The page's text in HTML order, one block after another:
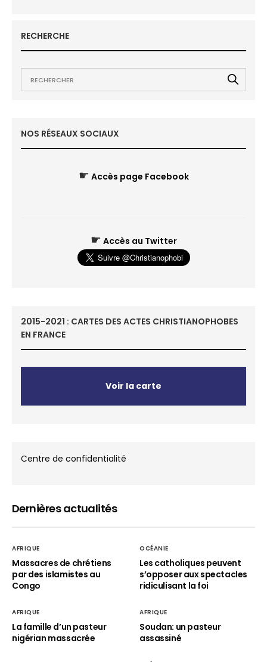
RECHERCHE
NOS RÉSEAUX SOCIAUX
☛ Accès page Facebook
☛ Accès au Twitter
2015-2021 : CARTES DES ACTES CHRISTIANOPHOBES
EN FRANCE
Voir la carte
Centre de confidentialité
Dernières actualités
AFRIQUE
Massacres de chrétiens
par des islamistes au
Congo
OCÉANIE
Les catholiques peuvent
s’opposer aux spectacles
ridiculisant la foi
AFRIQUE
La famille d’un pasteur
nigérian massacrée
AFRIQUE
Soudan: un pasteur
assassiné